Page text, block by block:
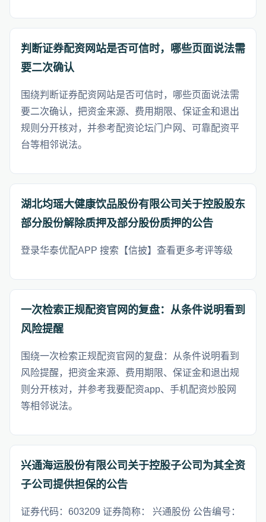
判断证券配资网站是否可信时，哪些页面说法需
要二次确认
围绕判断证券配资网站是否可信时，哪些页面说法需
要二次确认，把资金来源、费用期限、保证金和退出
规则分开核对，并参考配资论坛门户网、可靠配资平
台等相邻说法。
湖北均瑶大健康饮品股份有限公司关于控股股东
部分股份解除质押及部分股份质押的公告
登录华泰优配APP 搜索【信披】查看更多考评等级
一次检索正规配资官网的复盘：从条件说明看到
风险提醒
围绕一次检索正规配资官网的复盘：从条件说明看到
风险提醒，把资金来源、费用期限、保证金和退出规
则分开核对，并参考我要配资app、手机配资炒股网
等相邻说法。
兴通海运股份有限公司关于控股子公司为其全资
子公司提供担保的公告
证券代码：603209 证券简称： 兴通股份 公告编号：